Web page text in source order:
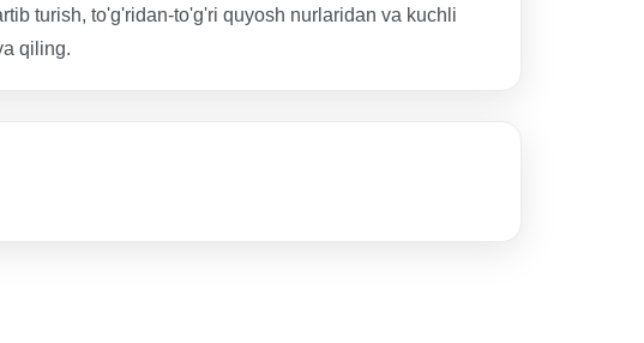
turish, to'g'ridan-to'g'ri quyosh nurlaridan va kuchli
qiling.